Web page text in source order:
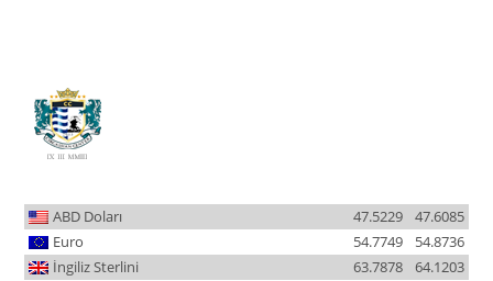
ABD Doları 47.6085
47.5229
Euro
54.8736
54.7749
İngiliz Sterlini
64.1203
63.7878